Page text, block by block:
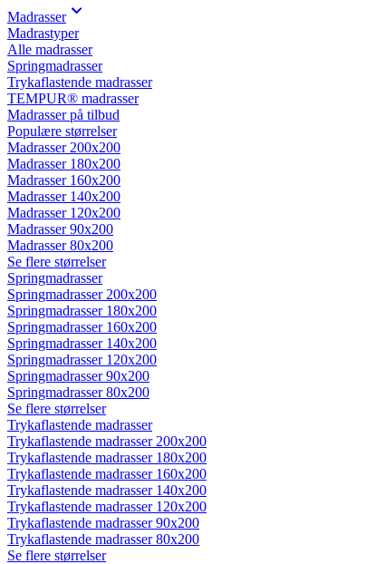
Madrasser
Madrastyper
Alle madrasser
Springmadrasser
Trykaflastende madrasser
TEMPUR® madrasser
Madrasser på tilbud
Populære størrelser
Madrasser 200x200
Madrasser 180x200
Madrasser 160x200
Madrasser 140x200
Madrasser 120x200
Madrasser 90x200
Madrasser 80x200
Se flere størrelser
Springmadrasser
Springmadrasser 200x200
Springmadrasser 180x200
Springmadrasser 160x200
Springmadrasser 140x200
Springmadrasser 120x200
Springmadrasser 90x200
Springmadrasser 80x200
Se flere størrelser
Trykaflastende madrasser
Trykaflastende madrasser 200x200
Trykaflastende madrasser 180x200
Trykaflastende madrasser 160x200
Trykaflastende madrasser 140x200
Trykaflastende madrasser 120x200
Trykaflastende madrasser 90x200
Trykaflastende madrasser 80x200
Se flere størrelser